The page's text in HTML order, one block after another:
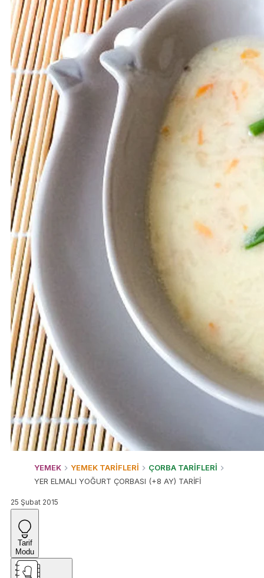
YEMEK YEMEK TARİFLERİ
ÇORBA TARİFLERİ
YER ELMALI YOĞURT ÇORBASI (+8 AY) TARİFİ
25 Şubat 2015
Tarif
Modu